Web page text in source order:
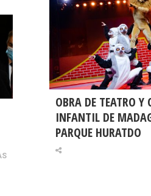
OBRA DE TEATRO Y
INFANTIL DE
PARQUE HURATDO